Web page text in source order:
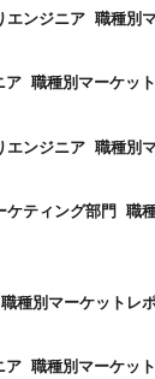
エンジニア 職種別
ア 職種別マーケッ
エンジニア 職種別
ケティング部門 職
種別マーケットレ
ア 職種別マーケッ